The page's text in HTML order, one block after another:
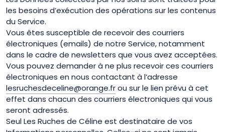
les besoins d’exécution des opérations sur les contenus
du Service.
Vous êtes susceptible de recevoir des courriers
électroniques (emails) de notre Service, notamment
dans le cadre de newsletters que vous avez acceptées.
Vous pouvez demander à ne plus recevoir ces courriers
électroniques en nous contactant à l’adresse
lesruchesdeceline@orange.frou sur le lien prévu à cet
effet dans chacun des courriers électroniques qui vous
seront adressés.
Seul Les Ruches de Céline est destinataire de vos